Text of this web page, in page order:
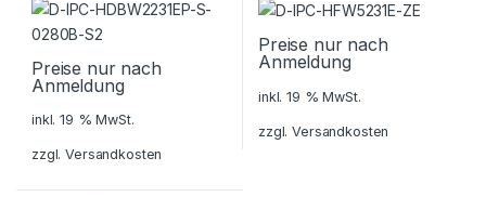
Preise nur nach
Anmeldung
inkl. 19 % MwSt.
zzgl.Versandkosten
Preise nur nach
Anmeldung
inkl. 19 % MwSt.
zzgl.Versandkosten